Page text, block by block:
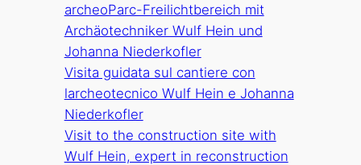
archeoParc-Freilichtbereich mit
Archäotechniker Wulf Hein und
Johanna Niederkofler
Visita guidata sul cantiere con
larcheotecnico Wulf Hein e Johanna
Niederkofler
Visit to the construction site with
Wulf Hein, expert in reconstruction